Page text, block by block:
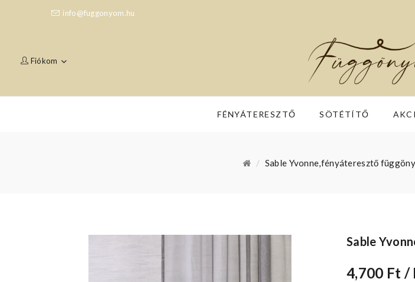
info@fuggonyom.hu
Fiókom
FÉNYÁTERESZTŐ SÖTÉTÍTŐ
Sable Yvonne,fényáteresztő
Sable
4,700 Ft /